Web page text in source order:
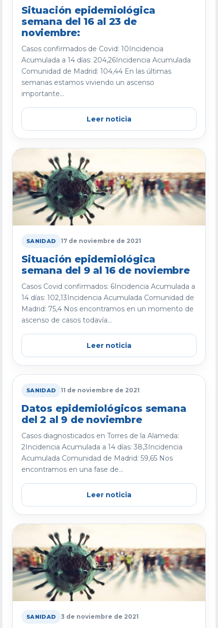
Situación epidemiológica
semana del 16 al 23 de
noviembre:
Casos confirmados de Covid: 10Incidencia
Acumulada a 14 días: 204,26Incidencia Acumulada
Comunidad de Madrid: 104,44 En las últimas
semanas estamos viviendo un ascenso
importante...
Leer noticia
SANIDAD 17 de noviembre de 2021
Situación epidemiológica
semana del 9 al 16 de noviembre
Casos Covid confirmados: 6Incidencia Acumulada a
14 días: 102,13Incidencia Acumulada Comunidad de
Madrid: 75,4 Nos encontramos en un momento de
ascenso de casos todavía...
Leer noticia
SANIDAD 11 de noviembre de 2021
Datos epidemiológicos semana
del 2 al 9 de noviembre
Casos diagnosticados en Torres de la Alameda:
2Incidencia Acumulada a 14 días: 38,3Incidencia
Acumulada Comunidad de Madrid: 59,65 Nos
encontramos en una fase de...
Leer noticia
SANIDAD 3 de noviembre de 2021